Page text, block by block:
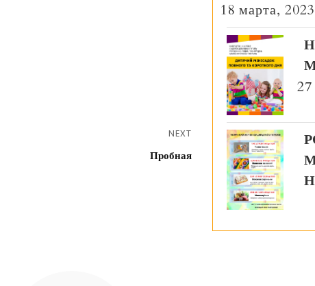
NEXT
Пробная
18 марта, 2023